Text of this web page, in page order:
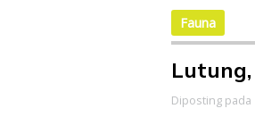
Fauna
Diposting pada